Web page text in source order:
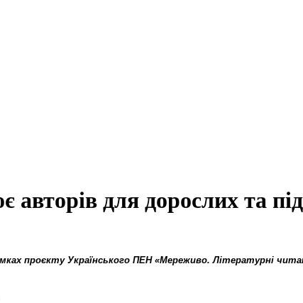
для дорослих та
проєкту Українського ПЕН «Мереживо. Літературні